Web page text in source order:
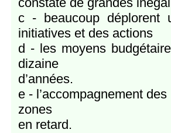
c - beaucoup déplorent
initiatives et des actions
d - les moyens
dizaine
d’années.
e - l’accompagnement
zones
en retard.